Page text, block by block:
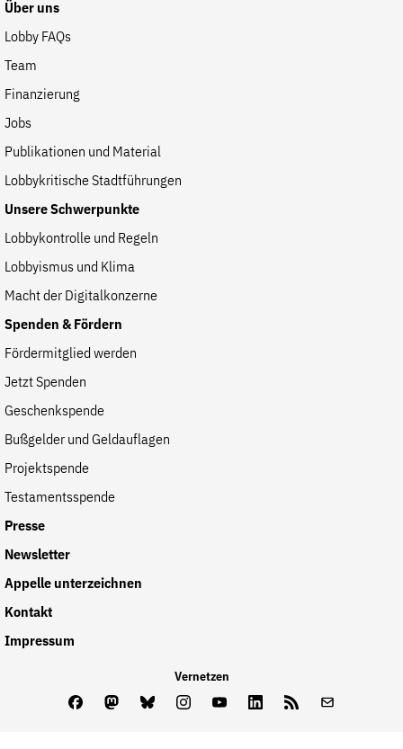
Über uns
Lobby FAQs
Team
Finanzierung
Jobs
Publikationen und Material
Lobbykritische Stadtführungen
Unsere Schwerpunkte
Lobbykontrolle und Regeln
Lobbyismus und Klima
Macht der Digitalkonzerne
Spenden & Fördern
Fördermitglied werden
Jetzt Spenden
Geschenkspende
Bußgelder und Geldauflagen
Projektspende
Testamentsspende
Presse
Newsletter
Appelle unterzeichnen
Kontakt
Impressum
Vernetzen
FacebookMastodon
BlueskyInstagram
YoutubeLinkedInFeed